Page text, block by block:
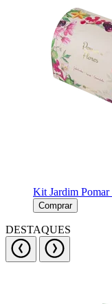
Kit Jardim
Comprar
DESTAQUES